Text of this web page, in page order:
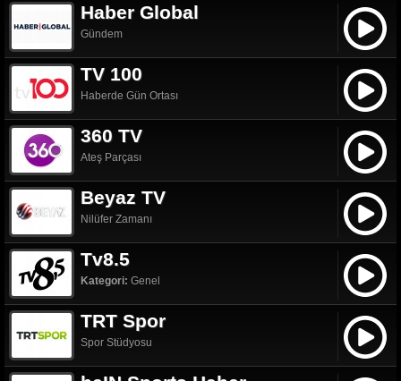
Haber Global
Gündem
TV 100
Haberde Gün Ortası
360 TV
Ateş Parçası
Beyaz TV
Nilüfer Zamanı
Tv8.5
Kategori: Genel
TRT Spor
Spor Stüdyosu